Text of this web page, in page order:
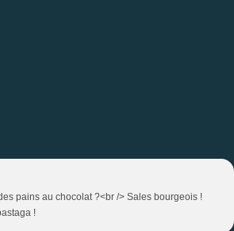
pains au chocolat ?<br /> Sales bourgeois !
!